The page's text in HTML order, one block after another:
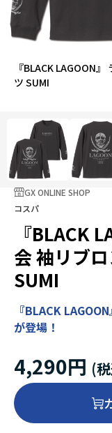
『BLACK LAGOON
ツ SUMI
GX ONLINE SHOP
コスパ
『BLACK
会 袖リブ
SUMI
『BLACK
が登場！
4,290円